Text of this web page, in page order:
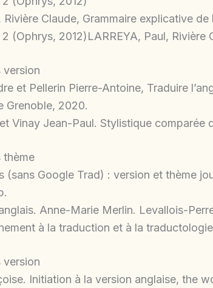
Rivière Claude, Grammaire explicative
(Ophrys, 2012)LARREYA, Paul,
version
et Pellerin Pierre-Antoine, Traduire
Grenoble, 2020.
Vinay Jean-Paul. Stylistique comparée
thème
(sans Google Trad) : version et thème
Anne-Marie Merlin. Levallois-
à la traduction et à la
version
Initiation à la version anglaise, the